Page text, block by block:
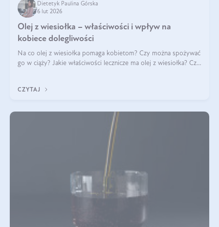
Dietetyk Paulina Górska
6 lut 2026
Olej z wiesiołka – właściwości i wpływ na
kobiece dolegliwości
Na co olej z wiesiołka pomaga kobietom? Czy można spożywać
go w ciąży? Jakie właściwości lecznicze ma olej z wiesiołka? Czy
CZYTAJ